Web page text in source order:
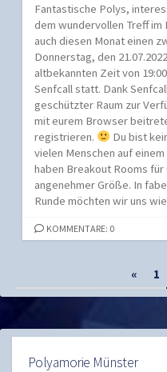
Fantastische Polys,
dem wundervollen Treff
auch diesen Monat einen
Donnerstag, den
altbekannten Zeit von
Senfcall statt. Dank
geschützter Raum zur
mit eurem Browser
registrieren.
Du bist
vielen Menschen auf
haben Breakout Rooms für
angenehmer Größe. In
Runde möchten wir uns
KOMMENTARE: 0
der
« 1
Polyamorie Münster